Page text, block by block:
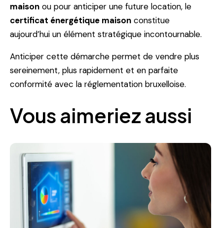
maison ou pour anticiper une future location, le
certificat énergétique maison constitue
aujourd’hui un élément stratégique incontournable.
Anticiper cette démarche permet de vendre plus
sereinement, plus rapidement et en parfaite
conformité avec la réglementation bruxelloise.